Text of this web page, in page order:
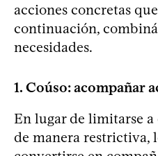
acciones concretas
continuación,
necesidades.
1. Coúso: acompañar
En lugar de limitarse
de manera restrictiva,